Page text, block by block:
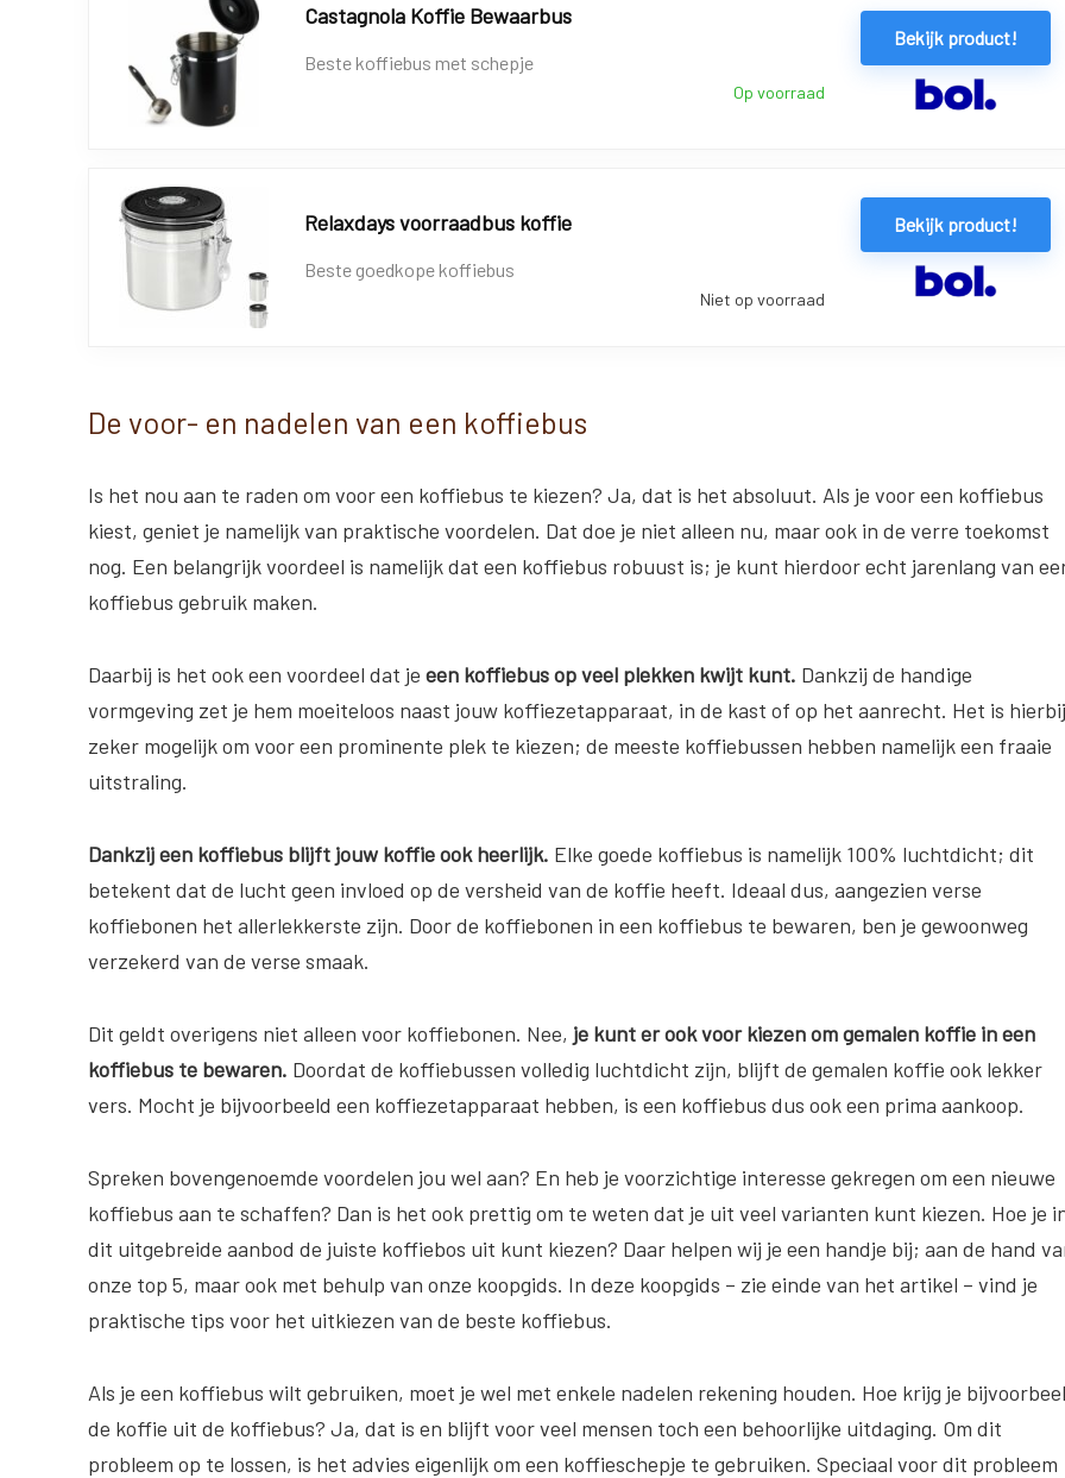
Castagnola Koffie Bewaarbus
Beste koffiebus met schepje
Op voorraad
Bekijk product!
Relaxdays voorraadbus koffie
Beste goedkope koffiebus
Niet op voorraad
Bekijk product!
De voor- en nadelen van een koffiebus
Is het nou aan te raden om voor een koffiebus te kiezen? Ja, dat is het absoluut. Als je voor een koffiebus
kiest, geniet je namelijk van praktische voordelen. Dat doe je niet alleen nu, maar ook in de verre toekomst
nog. Een belangrijk voordeel is namelijk dat een koffiebus robuust is; je kunt hierdoor echt jarenlang van
koffiebus gebruik maken.
Daarbij is het ook een voordeel dat je een koffiebus op veel plekken kwijt kunt. Dankzij de handige
vormgeving zet je hem moeiteloos naast jouw koffiezetapparaat, in de kast of op het aanrecht. Het is hierbij
zeker mogelijk om voor een prominente plek te kiezen; de meeste koffiebussen hebben namelijk een fraaie
uitstraling.
Dankzij een koffiebus blijft jouw koffie ook heerlijk. Elke goede koffiebus is namelijk 100% luchtdicht; dit
betekent dat de lucht geen invloed op de versheid van de koffie heeft. Ideaal dus, aangezien verse
koffiebonen het allerlekkerste zijn. Door de koffiebonen in een koffiebus te bewaren, ben je gewoonweg
verzekerd van de verse smaak.
Dit geldt overigens niet alleen voor koffiebonen. Nee, je kunt er ook voor kiezen om gemalen koffie in een
koffiebus te bewaren. Doordat de koffiebussen volledig luchtdicht zijn, blijft de gemalen koffie ook lekker
vers. Mocht je bijvoorbeeld een koffiezetapparaat hebben, is een koffiebus dus ook een prima aankoop.
Spreken bovengenoemde voordelen jou wel aan? En heb je voorzichtige interesse gekregen om een nieuwe
koffiebus aan te schaffen? Dan is het ook prettig om te weten dat je uit veel varianten kunt kiezen. Hoe je
dit uitgebreide aanbod de juiste koffiebos uit kunt kiezen? Daar helpen wij je een handje bij; aan de hand
onze top 5, maar ook met behulp van onze koopgids. In deze koopgids – zie einde van het artikel – vind je
praktische tips voor het uitkiezen van de beste koffiebus.
Als je een koffiebus wilt gebruiken, moet je wel met enkele nadelen rekening houden. Hoe krijg je
de koffie uit de koffiebus? Ja, dat is en blijft voor veel mensen toch een behoorlijke uitdaging. Om dit
probleem op te lossen, is het advies eigenlijk om een koffieschepje te gebruiken. Speciaal voor dit probleem